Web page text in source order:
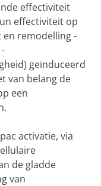
effectiviteit
effectiviteit op
remodelling -
-
geïnduceerd
van belang de
een
activatie, via
de gladde
van